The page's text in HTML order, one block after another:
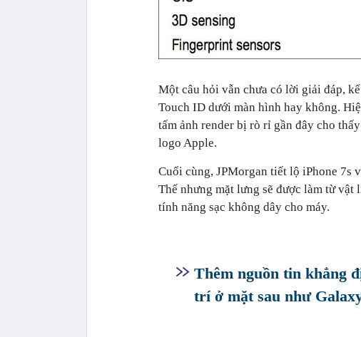
Một câu hỏi vẫn chưa có lời giải đáp,
Touch ID dưới màn hình hay không.
tấm ảnh render bị rò rỉ gần đây cho
logo Apple.
Cuối cùng, JPMorgan tiết lộ iPhone 7s
Thế nhưng mặt lưng sẽ được làm từ
tính năng sạc không dây cho máy.
Thêm nguồn tin khẳng
trí ở mặt sau như